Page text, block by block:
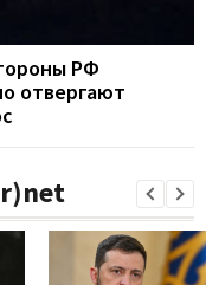
РФ
отвергают